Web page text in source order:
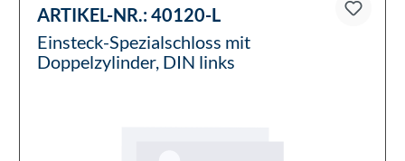
ARTIKEL-NR.:40120-L
Einsteck-Spezialschloss mit
Doppelzylinder, DIN links